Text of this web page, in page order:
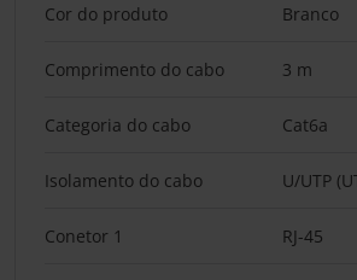
Cor do produto Branco
Comprimento do cabo 3 m
Categoria do cabo Cat6a
Isolamento do cabo U/UTP
Conetor 1 RJ-45